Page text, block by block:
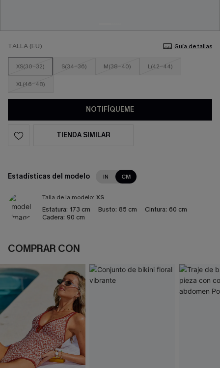
TALLA (EU) Guía de tallas
XS(30-32) S(34-36) M(38-40) L(42-44)
XL(46-48)
NOTIFÍQUEME
TIENDA SIMILAR
Estadísticas del modelo IN CM
Talla de la modelo: XS
Estatura: 173 cm Busto: 85 cm Cintura: 60 cm
Cadera: 90 cm
COMPRAR CON